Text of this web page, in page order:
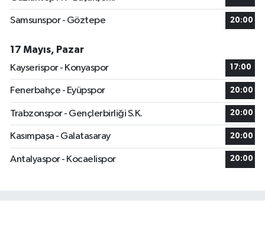
Samsunspor - Göztepe 20:00
17 Mayıs, Pazar
Kayserispor - Konyaspor
17:00
Fenerbahçe - Eyüpspor 20:00
Trabzonspor - Gençlerbirliği S.K. 20:00
Kasımpaşa - Galatasaray 20:00
Antalyaspor - Kocaelispor 20:00